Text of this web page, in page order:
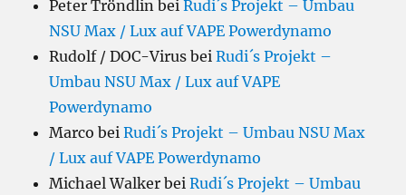
Peter Tröndlin beiRudi´s Projekt – Umbau
NSU Max / Lux auf VAPE Powerdynamo
Rudolf / DOC-Virus beiRudi´s Projekt –
Umbau NSU Max / Lux auf VAPE
Powerdynamo
Marco beiRudi´s Projekt – Umbau NSU Max
/ Lux auf VAPE Powerdynamo
Michael Walker beiRudi´s Projekt – Umbau